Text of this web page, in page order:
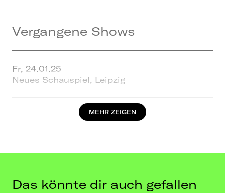
Vergangene Shows
Fr, 24.01.25
Neues Schauspiel, Leipzig
MEHR ZEIGEN
Das könnte dir auch gefallen